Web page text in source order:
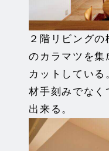
２階リビング
のカラマツを集
カットしてい
材手刻みでなく
出来る。